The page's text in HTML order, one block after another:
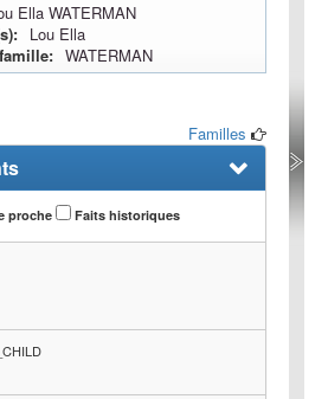
Ella WATERMAN
Lou Ella
WATERMAN
Familles
proche Faits historiques